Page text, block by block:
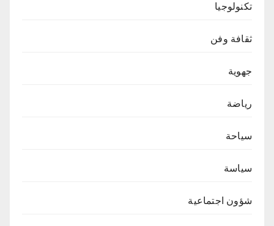
تكنولوجيا
ثقافة وفن
جهوية
رياضة
سياحة
سياسة
شؤون اجتماعية